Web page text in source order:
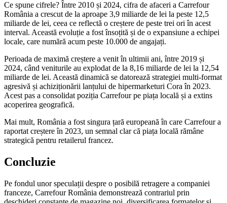
Ce spune cifrele? Între 2010 și 2024, cifra de afaceri a Carrefour
România a crescut de la aproape 3,9 miliarde de lei la peste 12,5
miliarde de lei, ceea ce reflectă o creștere de peste trei ori în acest
interval. Această evoluție a fost însoțită și de o expansiune a echipei
locale, care numără acum peste 10.000 de angajați.
Perioada de maximă creștere a venit în ultimii ani, între 2019 și
2024, când veniturile au explodat de la 8,16 miliarde de lei la 12,54
miliarde de lei. Această dinamică se datorează strategiei multi-format
agresivă și achiziționării lanțului de hipermarketuri Cora în 2023.
Acest pas a consolidat poziția Carrefour pe piața locală și a extins
acoperirea geografică.
Mai mult, România a fost singura țară europeană în care Carrefour a
raportat creștere în 2023, un semnal clar că piața locală rămâne
strategică pentru retailerul francez.
Concluzie
Pe fondul unor speculații despre o posibilă retragere a companiei
franceze, Carrefour România demonstrează contrariul prin